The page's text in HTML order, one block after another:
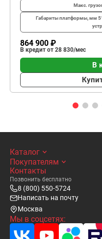
Макс.
Габариты платформы, мм
864 900 ₽
В кредит от 28 830/мес
В
Каталог
Покупателям
Контакты
Позвонить бесплатно
8 (800) 550-5724
Написать на почту
Москва
Мы в соцсетях: